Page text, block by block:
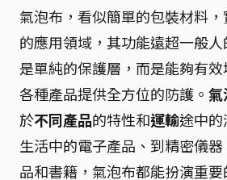
氣泡布，看似簡單的包裝材料
的應用領域，其功能遠超一般
是單純的保護層，而是能夠有
各種產品提供全方位的防護。 氣
於不同產品的特性和運輸途中
生活中的電子產品、到精密儀
品和書籍，氣泡布都能扮演重要